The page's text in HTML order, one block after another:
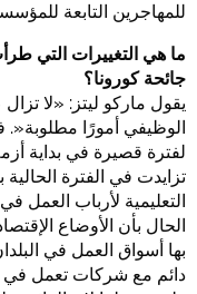
للمهاجرين التابعة
ما هي التغييرات التي
جائحة كورونا؟
يقول ماركو ليتز: «لا
الوظيفي أمورًا
لفترة قصيرة في بداية
تزايدت في الفترة
التعليمية لأرباب العمل
الحال بأن الأوضاع
بها أسواق العمل في
دائم مع شركات تعمل في